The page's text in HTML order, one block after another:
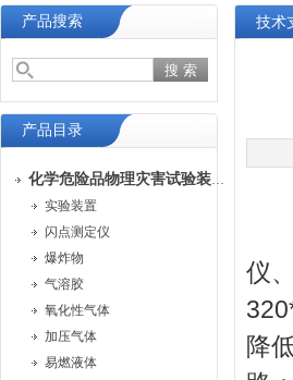
产品搜索
产品目录
化学危险品物理灾害试验装置
实验装置
闪点测定仪
爆炸物
气溶胶
氧化性气体
加压气体
易燃液体
技术
值
仪
降